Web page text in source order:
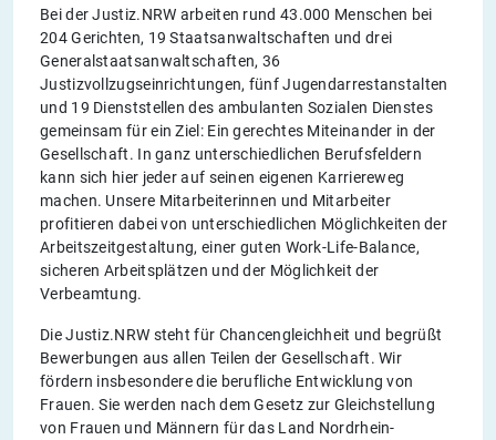
Bei der Justiz.NRW arbeiten rund 43.000 Menschen bei
204 Gerichten, 19 Staatsanwaltschaften und drei
Generalstaatsanwaltschaften, 36
Justizvollzugseinrichtungen, fünf Jugendarrestanstalten
und 19 Dienststellen des ambulanten Sozialen Dienstes
gemeinsam für ein Ziel: Ein gerechtes Miteinander in der
Gesellschaft. In ganz unterschiedlichen Berufsfeldern
kann sich hier jeder auf seinen eigenen Karriereweg
machen. Unsere Mitarbeiterinnen und Mitarbeiter
profitieren dabei von unterschiedlichen Möglichkeiten der
Arbeitszeitgestaltung, einer guten Work-Life-Balance,
sicheren Arbeitsplätzen und der Möglichkeit der
Verbeamtung.
Die Justiz.NRW steht für Chancengleichheit und begrüßt
Bewerbungen aus allen Teilen der Gesellschaft. Wir
fördern insbesondere die berufliche Entwicklung von
Frauen. Sie werden nach dem Gesetz zur Gleichstellung
von Frauen und Männern für das Land Nordrhein-